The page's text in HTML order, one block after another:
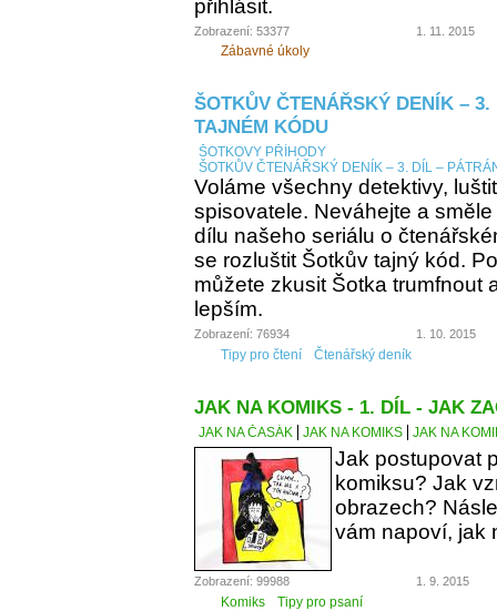
přihlásit.
Zobrazení: 53377 1. 11. 2015
Zábavné úkoly
ŠOTKŮV ČTENÁŘSKÝ DENÍK –
TAJNÉM KÓDU
ŠOTKOVY PŘÍHODY
ŠOTKŮV ČTENÁŘSKÝ DENÍK – 3. DÍL –
Voláme všechny detektivy,
spisovatele. Neváhejte a
dílu našeho seriálu o
se rozluštit Šotkův tajný kód.
můžete zkusit Šotka trumfnout
lepším.
Zobrazení: 76934 1. 10. 2015
Tipy pro čtení Čtenářský deník
JAK NA KOMIKS - 1. DÍL - JAK
JAK NA ČASÁK JAK NA KOMIKS JAK NA
Jak postupovat
komiksu? Jak
obrazech?
vám napoví, jak
Zobrazení: 99988 1. 9. 2015
Komiks Tipy pro psaní